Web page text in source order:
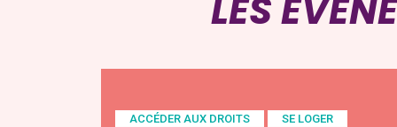
LES
ACCÉDER AUX DROITS SE LOGER